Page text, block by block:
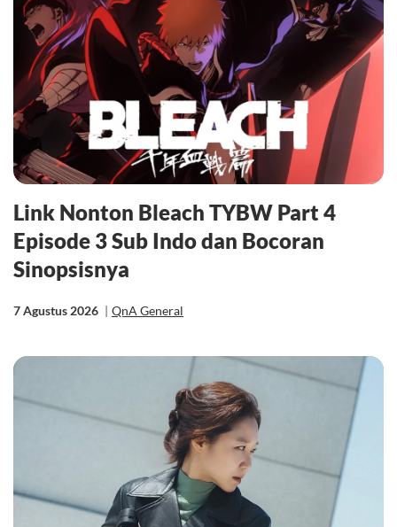
Link Nonton Bleach TYBW Part 4
Episode 3 Sub Indo dan Bocoran
Sinopsisnya
7 Agustus 2026 | QnA General